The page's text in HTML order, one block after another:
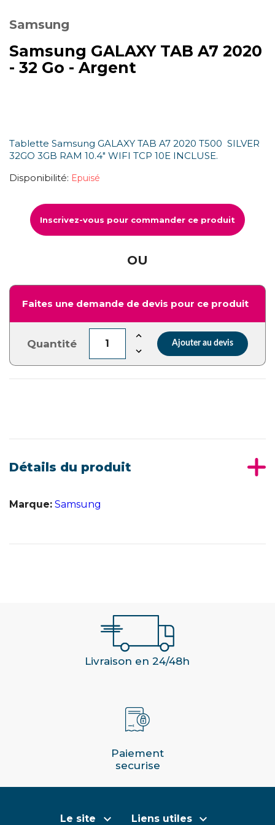
Samsung
Samsung GALAXY TAB A7 2020
- 32 Go - Argent
Tablette Samsung GALAXY TAB A7 2020 T500 SILVER
32GO 3GB RAM 10.4" WIFI TCP 10E INCLUSE.
Disponibilité: Epuisé
Inscrivez-vous pour commander ce produit
OU
Faites une demande de devis pour ce produit
Quantité Ajouter au devis
Détails du produit
Marque: Samsung
Livraison en 24/48h
Paiement
securise
Le site  Liens utiles 